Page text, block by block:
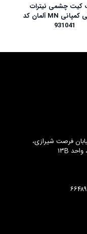
چشمی نیترات
نمایندگی کمپانی MN آلمان کد
931041
فرصت شیرازی،